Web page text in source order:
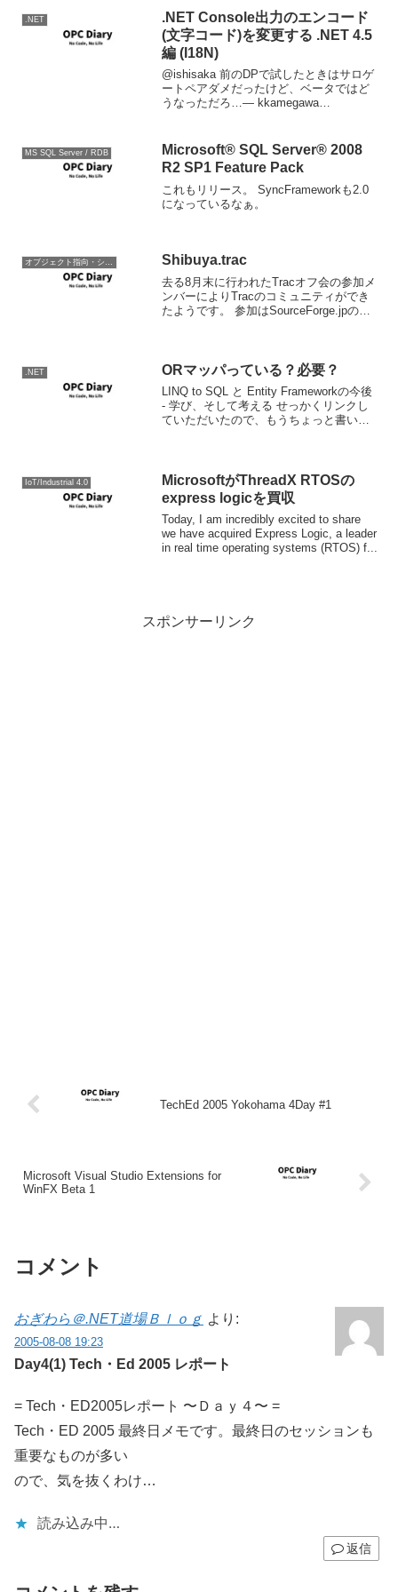
.NET
.NET Console出力のエンコード
(文字コード)を変更する .NET 4.5
編 (I18N)
@ishisaka 前のDPで試したときはサロゲ
ートペアダメだったけど、ベータではど
うなっただろ…— kkamegawa
16エンコー...
MS SQL Server / RDB
Microsoft® SQL Server® 2008
R2 SP1 Feature Pack
これもリリース。 SyncFrameworkも2.0
になっているなぁ。
オブジェクト指向・システム開発 Shibuya.trac
去る8月末に行われたTracオフ会の参加メ
ンバーによりTracのコミュニティができ
たようです。 参加はSourceForge.jpのア
.NET ORマッパっている？必要？
LINQ to SQL と Entity Frameworkの今後
- 学び、そして考える せっかくリンクし
ていただいたので、もうちょっと書いて
IoT/Industrial 4.0
MicrosoftがThreadX RTOSの
express logicを買収
Today, I am incredibly excited to share
we have acquired Express Logic, a leader
in real time operating systems (RTOS) f...
スポンサーリンク
TechEd 2005 Yokohama 4Day #1
Microsoft Visual Studio Extensions for
WinFX Beta 1
コメント
おぎわら＠.NET道場Ｂｌｏｇ より:
2005-08-08 19:23
Day4(1) Tech・Ed 2005 レポート
= Tech・ED2005レポート 〜Ｄａｙ４〜 =
Tech・ED 2005 最終日メモです。最終日のセッションも
重要なものが多い
ので、気を抜くわけ…
読み込み中…
返信